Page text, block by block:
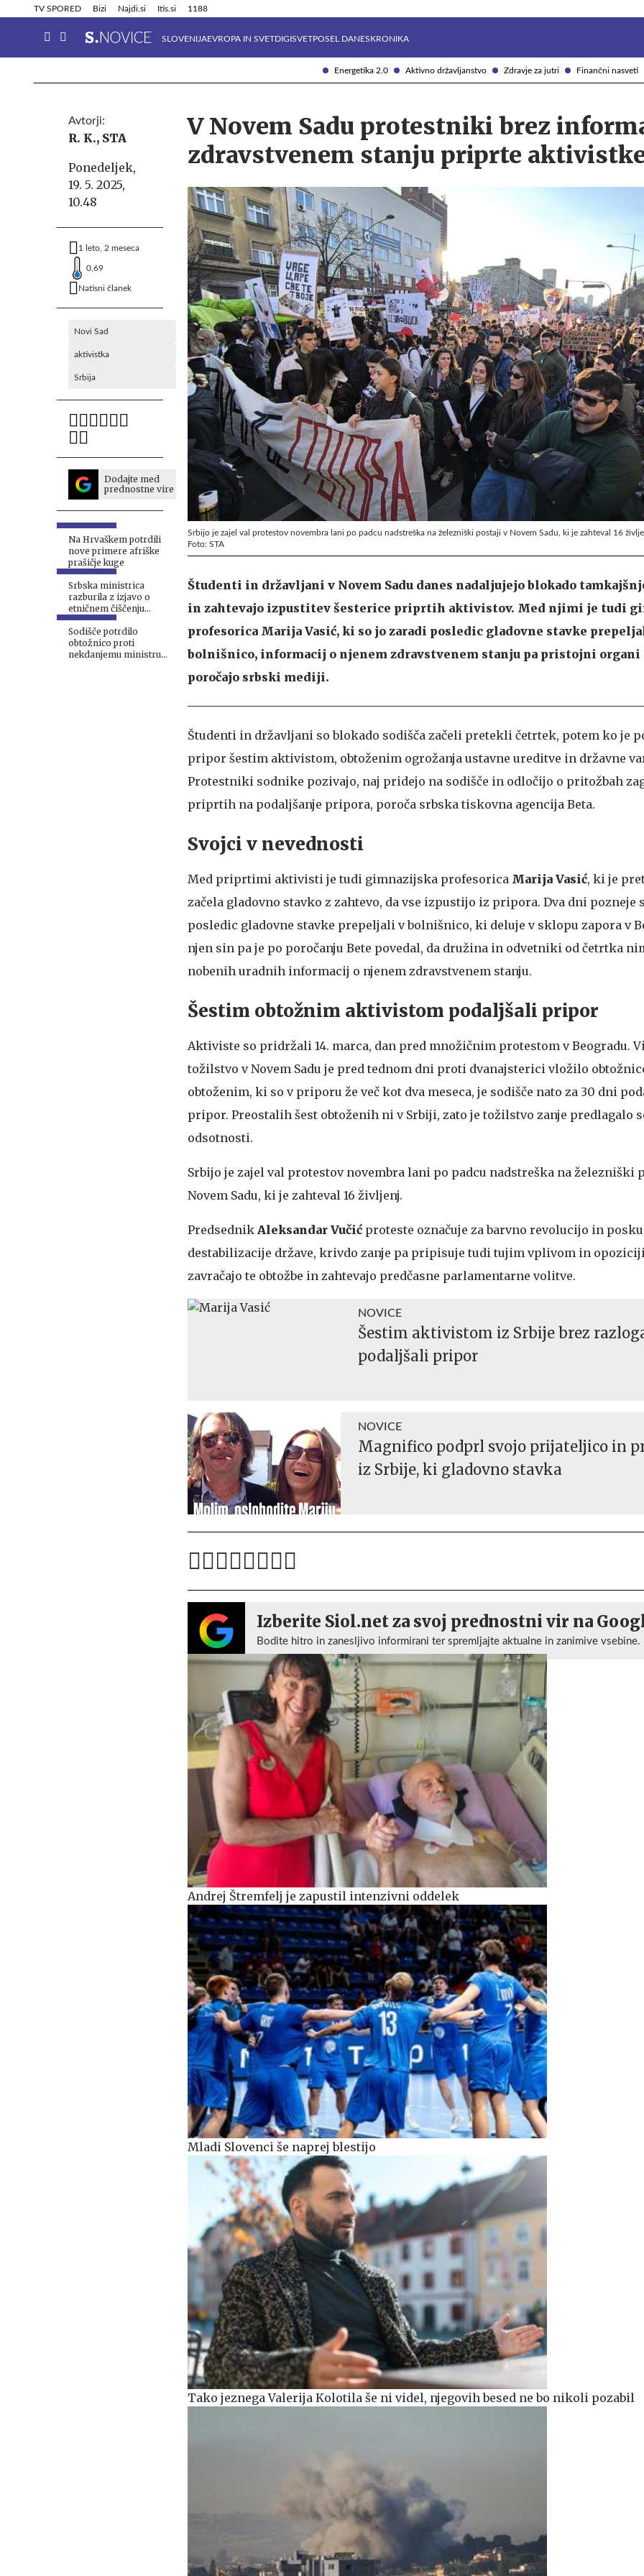
Energetika 2.0 Aktivno državljanstvo Zdravje za jutri Finančni nasveti
TV SPORED Bizi Najdi.si Itis.si 1188
SLOVENIJAEVROPA IN SVETDIGISVETPOSEL DANESKRONIKA
Info in obvestila Tehnik
Avtorji:
R. K., STA
Ponedeljek,
19. 5. 2025,
10.48
1 leto, 2 meseca
0,69
Natisni članek
Novi Sad
aktivistka
Srbija
Dodajte med
prednostne vire
Na Hrvaškem potrdili
nove primere afriške
prašičje kuge
Srbska ministrica
razburila z izjavo o
etničnem čiščenju
Kosova
Sodišče potrdilo
obtožnico proti
nekdanjemu ministru
V Novem Sadu protestniki brez
zdravstvenem stanju priprte
Srbijo je zajel val protestov novembra lani po padcu nadstreška na železniški postaji v Novem Sadu, ki je zahteval 16
Foto: STA
Študenti in državljani v Novem Sadu danes nadaljujejo blokado
in zahtevajo izpustitev šesterice priprtih aktivistov. Med njimi je tudi
profesorica Marija Vasić, ki so jo zaradi posledic gladovne stavke
bolnišnico, informacij o njenem zdravstvenem stanju pa pristojni organi
poročajo srbski mediji.
Študenti in državljani so blokado sodišča začeli pretekli četrtek, potem ko je
pripor šestim aktivistom, obtoženim ogrožanja ustavne ureditve in državne
Protestniki sodnike pozivajo, naj pridejo na sodišče in odločijo o pritožbah
priprtih na podaljšanje pripora, poroča srbska tiskovna agencija Beta.
Svojci v nevednosti
Med priprtimi aktivisti je tudi gimnazijska profesorica Marija Vasić, ki je
začela gladovno stavko z zahtevo, da vse izpustijo iz pripora. Dva dni pozneje
posledic gladovne stavke prepeljali v bolnišnico, ki deluje v sklopu zapora v
njen sin pa je po poročanju Bete povedal, da družina in odvetniki od četrtka
nobenih uradnih informacij o njenem zdravstvenem stanju.
Šestim obtožnim aktivistom podaljšali pripor
Aktiviste so pridržali 14. marca, dan pred množičnim protestom v Beogradu.
tožilstvo v Novem Sadu je pred tednom dni proti dvanajsterici vložilo
obtoženim, ki so v priporu že več kot dva meseca, je sodišče nato za 30 dni
pripor. Preostalih šest obtoženih ni v Srbiji, zato je tožilstvo zanje predlagalo
odsotnosti.
Srbijo je zajel val protestov novembra lani po padcu nadstreška na železniški
Novem Sadu, ki je zahteval 16 življenj.
Predsednik Aleksandar Vučić proteste označuje za barvno revolucijo in
destabilizacije države, krivdo zanje pa pripisuje tudi tujim vplivom in
zavračajo te obtožbe in zahtevajo predčasne parlamentarne volitve.
NOVICE
Šestim aktivistom iz Srbije brez
podaljšali pripor
NOVICE
Magnifico podprl svojo prijateljico in
iz Srbije, ki gladovno stavka
Izberite Siol.net za svoj prednostni vir na
Bodite hitro in zanesljivo informirani ter spremljajte aktualne in zanimive vsebine.
Andrej Štremfelj je zapustil intenzivni oddelek
Mladi Slovenci še naprej blestijo
Tako jeznega Valerija Kolotila še ni videl, njegovih besed ne bo nikoli pozabil